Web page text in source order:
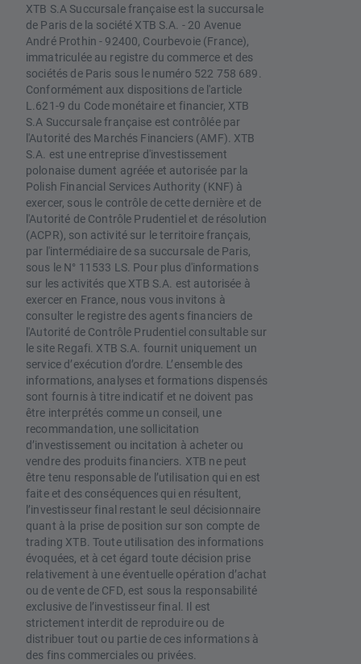
XTB S.A Succursale française est la succursale
de Paris de la société XTB S.A. - 20 Avenue
André Prothin - 92400, Courbevoie (France),
immatriculée au registre du commerce et des
sociétés de Paris sous le numéro 522 758 689.
Conformément aux dispositions de l'article
L.621-9 du Code monétaire et financier, XTB
S.A Succursale française est contrôlée par
l'Autorité des Marchés Financiers (AMF). XTB
S.A. est une entreprise d'investissement
polonaise dument agréée et autorisée par la
Polish Financial Services Authority (KNF) à
exercer, sous le contrôle de cette dernière et de
l'Autorité de Contrôle Prudentiel et de résolution
(ACPR), son activité sur le territoire français,
par l'intermédiaire de sa succursale de Paris,
sous le N° 11533 LS. Pour plus d'informations
sur les activités que XTB S.A. est autorisée à
exercer en France, nous vous invitons à
consulter le registre des agents financiers de
l'Autorité de Contrôle Prudentiel consultable sur
le site Regafi. XTB S.A. fournit uniquement un
service d’exécution d’ordre. L’ensemble des
informations, analyses et formations dispensés
sont fournis à titre indicatif et ne doivent pas
être interprétés comme un conseil, une
recommandation, une sollicitation
d’investissement ou incitation à acheter ou
vendre des produits financiers. XTB ne peut
être tenu responsable de l’utilisation qui en est
faite et des conséquences qui en résultent,
l’investisseur final restant le seul décisionnaire
quant à la prise de position sur son compte de
trading XTB. Toute utilisation des informations
évoquées, et à cet égard toute décision prise
relativement à une éventuelle opération d’achat
ou de vente de CFD, est sous la responsabilité
exclusive de l’investisseur final. Il est
strictement interdit de reproduire ou de
distribuer tout ou partie de ces informations à
des fins commerciales ou privées.